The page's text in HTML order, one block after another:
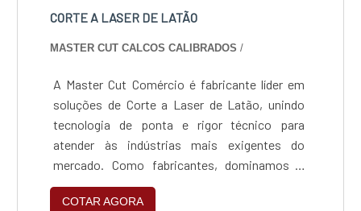
CORTE A LASER DE LATÃO
MASTER CUT CALCOS CALIBRADOS /
A Master Cut Comércio é fabricante líder em
soluções de Corte a Laser de Latão, unindo
tecnologia de ponta e rigor técnico para
atender às indústrias mais exigentes do
mercado. Como fabricantes, dominamos o
processamento de metais amarelos e
vermelhos, entregando peças com precisão
COTAR AGORA